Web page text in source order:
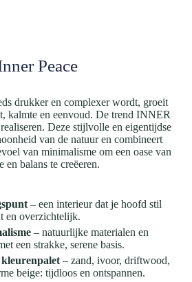
Peace
drukker en complexer wordt, groeit
kalmte en eenvoud. De trend INNER
Deze stijlvolle en eigentijdse
van de natuur en combineert
van minimalisme om een oase van
en balans te creëeren.
– een interieur dat je hoofd stil
en overzichtelijk.
– natuurlijke materialen en
een strakke, serene basis.
– zand, ivoor, driftwood,
beige: tijdloos en ontspannen.